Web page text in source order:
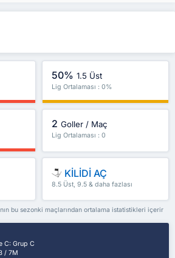
50% 1.5 Üst
Lig Ortalaması : 0%
2 Goller / Maç
Lig Ortalaması : 0
KİLİDİ AÇ
8.5 Üst, 9.5 & daha fazlası
bu sezonki maçlarından ortalama istatistikleri içerir
C: Grup C
/ 7M